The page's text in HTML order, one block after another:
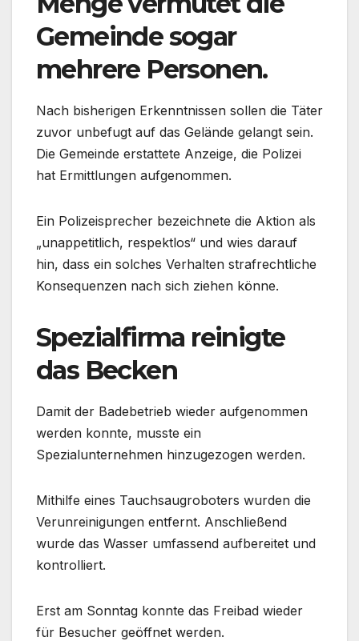
Gemeinde sogar
mehrere Personen.
Nach bisherigen Erkenntnissen sollen die Täter
zuvor unbefugt auf das Gelände gelangt sein.
Die Gemeinde erstattete Anzeige, die Polizei
hat Ermittlungen aufgenommen.
Ein Polizeisprecher bezeichnete die Aktion als
„unappetitlich, respektlos“ und wies darauf
hin, dass ein solches Verhalten strafrechtliche
Konsequenzen nach sich ziehen könne.
Spezialfirma reinigte
das Becken
Damit der Badebetrieb wieder aufgenommen
werden konnte, musste ein
Spezialunternehmen hinzugezogen werden.
Mithilfe eines Tauchsaugroboters wurden die
Verunreinigungen entfernt. Anschließend
wurde das Wasser umfassend aufbereitet und
kontrolliert.
Erst am Sonntag konnte das Freibad wieder
für Besucher geöffnet werden.